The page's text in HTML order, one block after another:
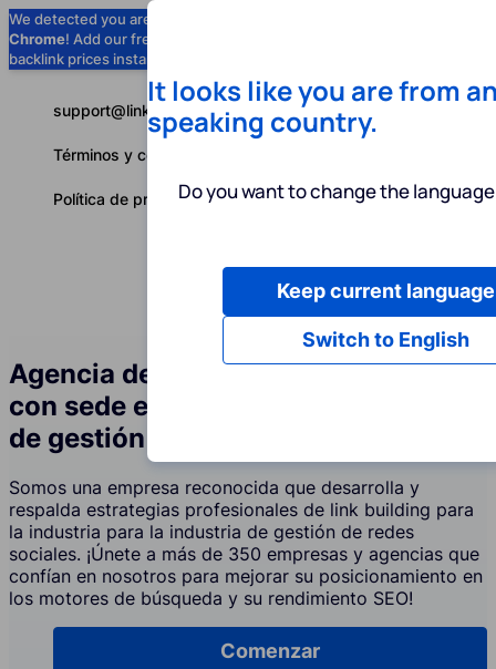
We detected you are using
Chrome! Add our free extension to check
backlink prices instantly as you browse.
Servicios
Español
support@linkbuilder.com
Términos y condiciones
Política de privacidad
Agencia de servicios de link building
con sede en la UE para la industria
de gestión de redes sociales
Somos una empresa reconocida que desarrolla y
respalda estrategias profesionales de link building para
la industria para la industria de gestión de redes
sociales. ¡Únete a más de 350 empresas y agencias que
confían en nosotros para mejorar su posicionamiento en
los motores de búsqueda y su rendimiento SEO!
Comenzar
It looks like you are from
speaking country.
Do you want to change the
Switch to English
Keep current language